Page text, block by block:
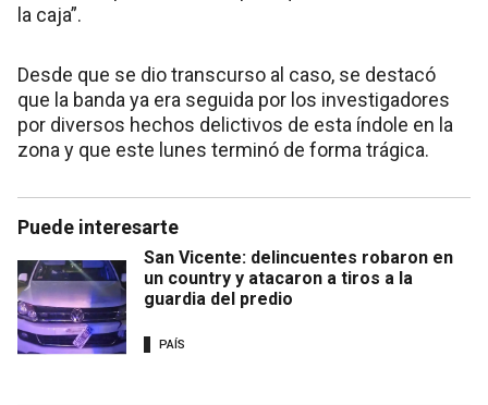
la caja”.
Desde que se dio transcurso al caso, se destacó
que la banda ya era seguida por los investigadores
por diversos hechos delictivos de esta índole en la
zona y que este lunes terminó de forma trágica.
Puede interesarte
San Vicente: delincuentes robaron en
un country y atacaron a tiros a la
guardia del predio
PAÍS